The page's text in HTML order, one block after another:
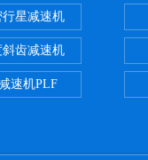
星减速机
齿减速机
速机PLF